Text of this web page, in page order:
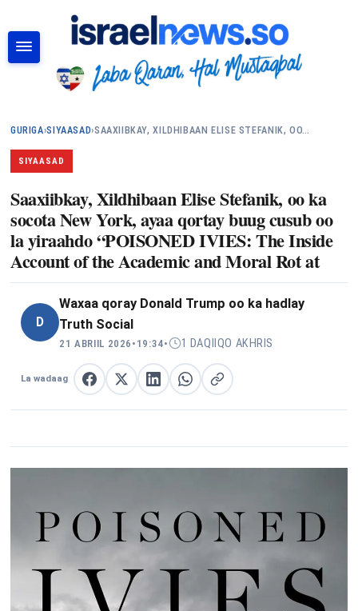
GURIGA›SIYAASAD›SAAXIIBKAY, XILDHIBAAN ELISE STEFANIK, OO…
SIYAASAD
Saaxiibkay, Xildhibaan Elise Stefanik, oo ka
socota New York, ayaa qortay buug cusub oo
la yiraahdo “POISONED IVIES: The Inside
Account of the Academic and Moral Rot at
D
Waxaa qoray Donald Trump oo ka hadlay
Truth Social
21 ABRIIL 2026 • 19:34• 1 DAQIIQO AKHRIS
La wadaag La wadaag Facebook
La wadaag XLa wadaag LinkedIn
La wadaag WhatsApp
Nuqul link